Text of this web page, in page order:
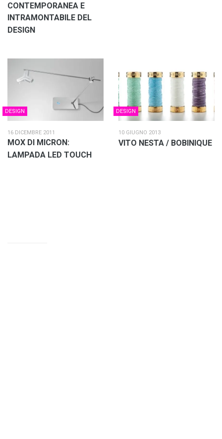
CONTEMPORANEA E
INTRAMONTABILE DEL
DESIGN
DESIGN
16 DICEMBRE 2011
MOX DI MICRON:
LAMPADA LED TOUCH
DESIGN
10 GIUGNO 2013
VITO NESTA / BOBINIQUE